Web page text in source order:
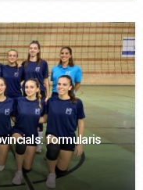
formularis